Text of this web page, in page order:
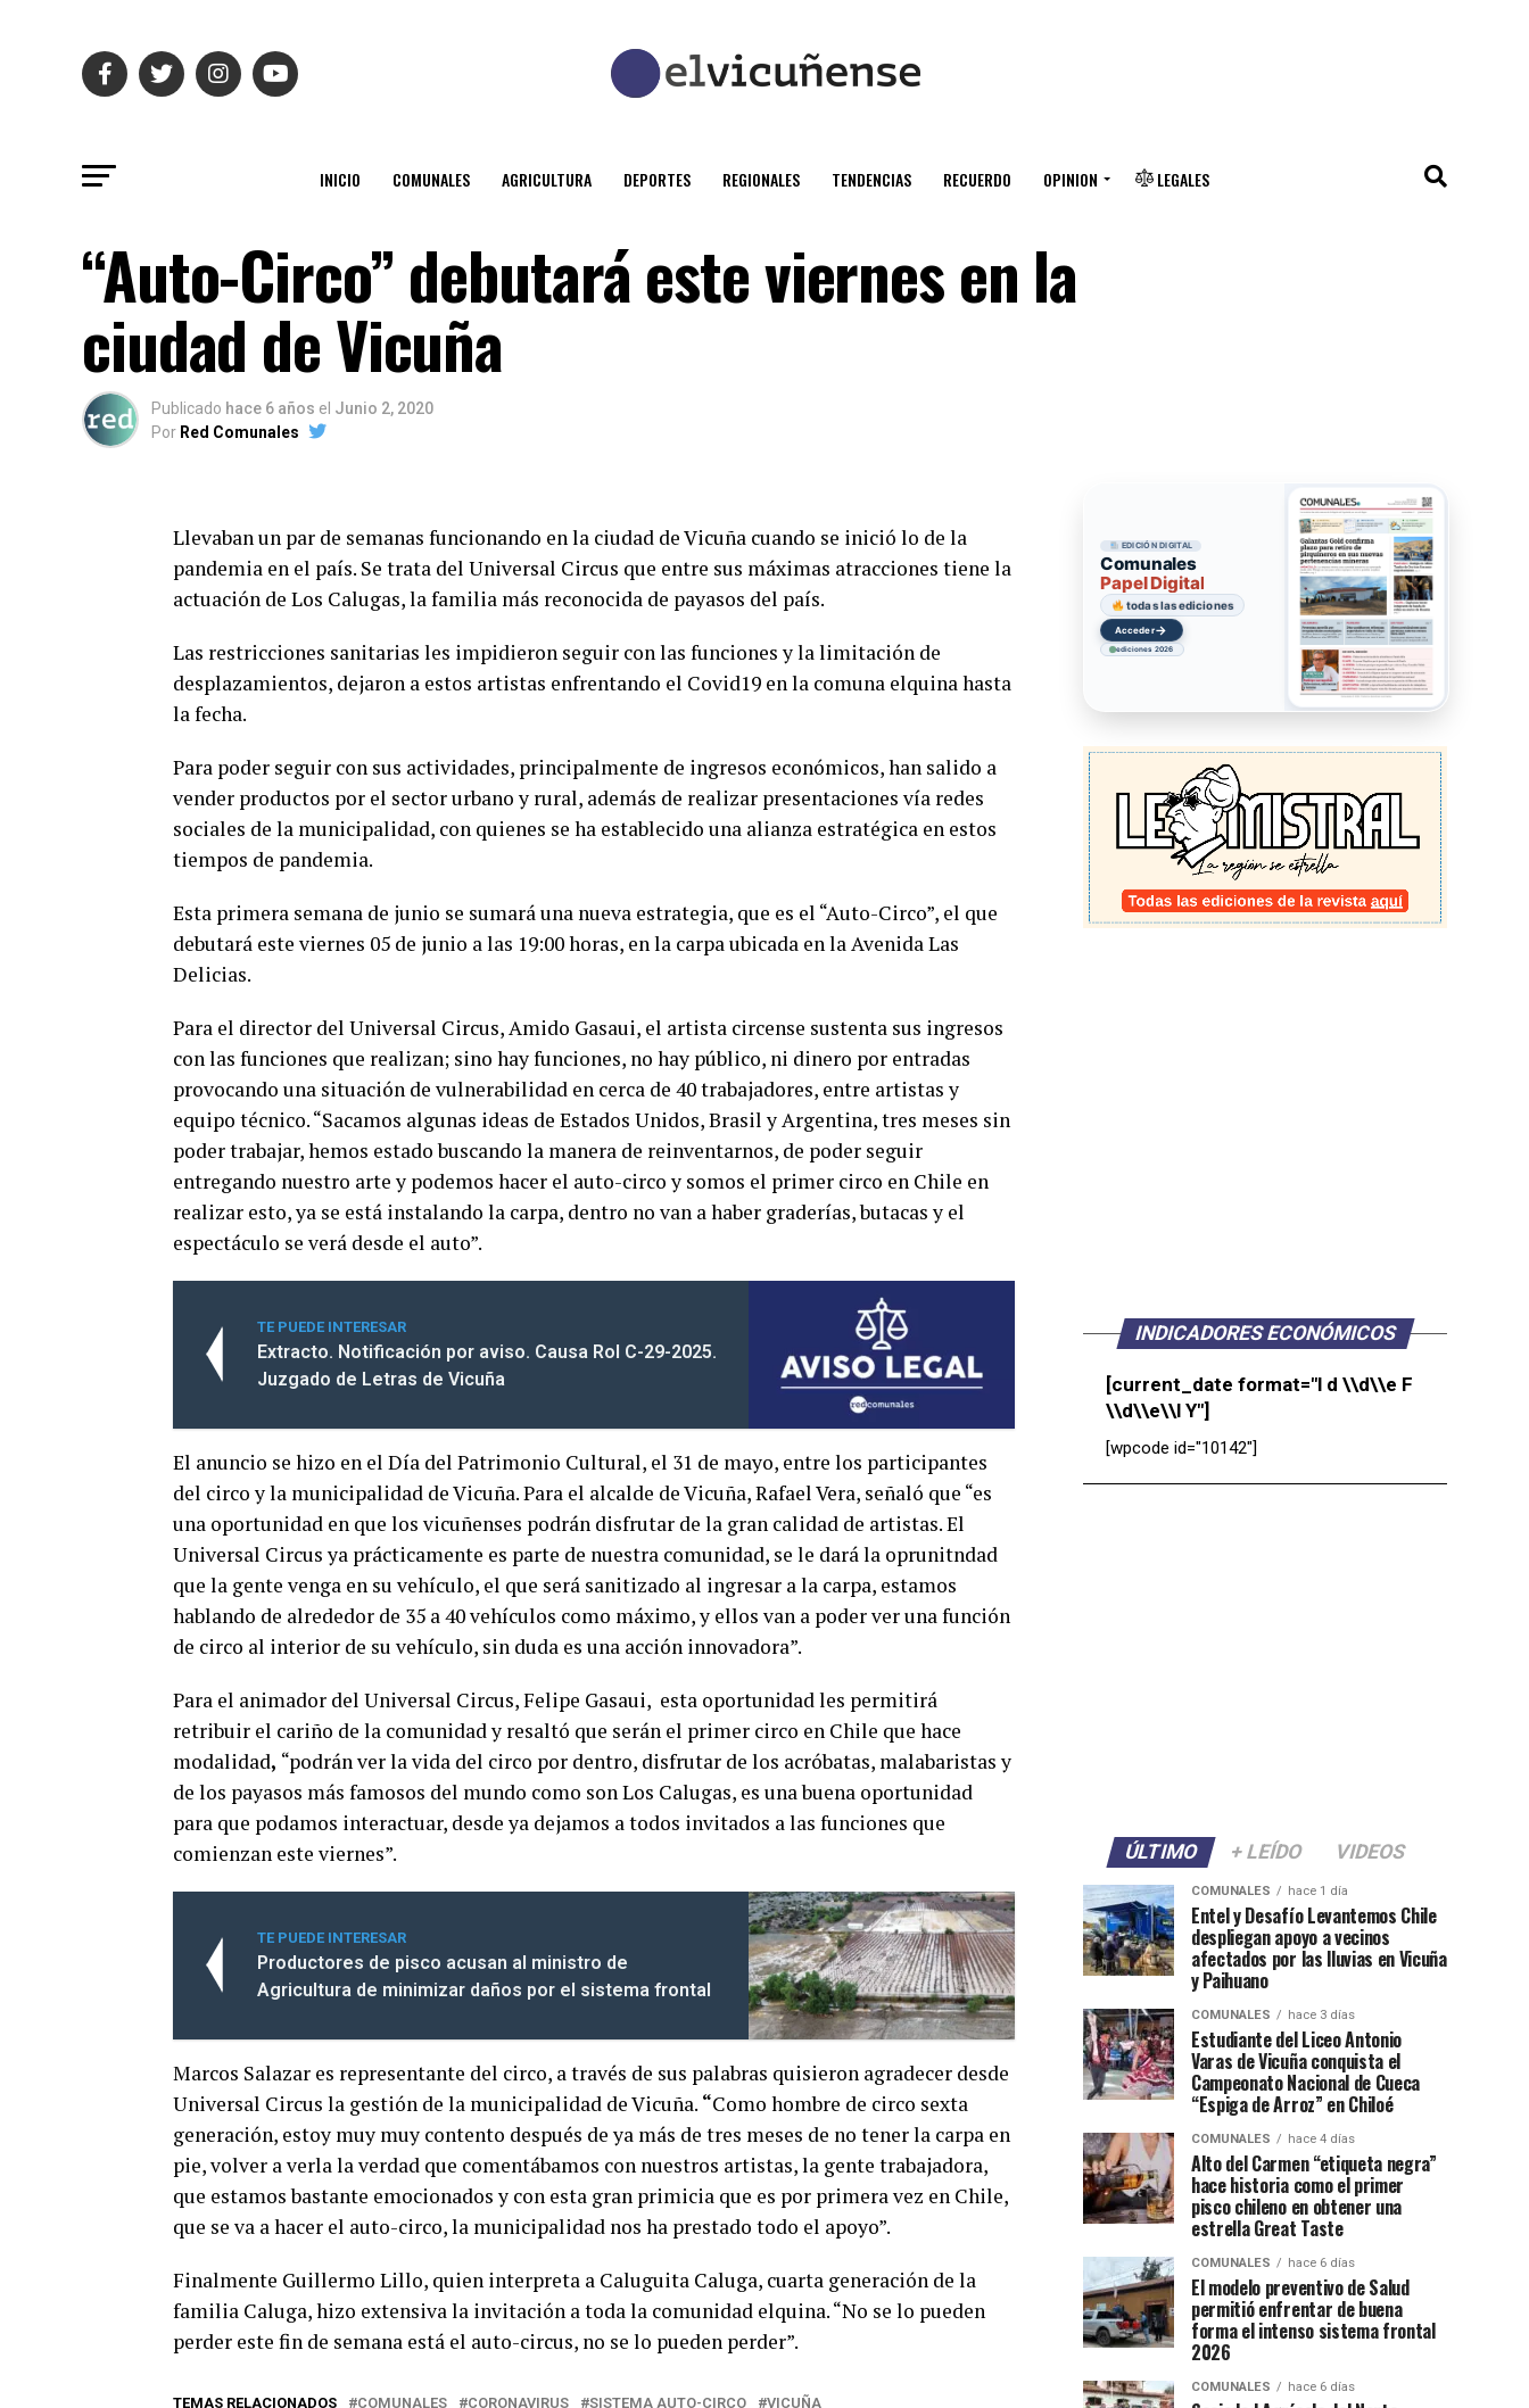
INICIO COMUNALES AGRICULTURA DEPORTES REGIONALES TENDENCIAS RECUERDO OPINION LEGALES
“Auto-Circo” debutará este viernes en la
ciudad de Vicuña
Publicado hace 6 años el Junio 2, 2020
Por Red Comunales
Llevaban un par de semanas funcionando en la ciudad de Vicuña cuando se inició lo de la
pandemia en el país. Se trata del Universal Circus que entre sus máximas atracciones tiene la
actuación de Los Calugas, la familia más reconocida de payasos del país.
Las restricciones sanitarias les impidieron seguir con las funciones y la limitación de
desplazamientos, dejaron a estos artistas enfrentando el Covid19 en la comuna elquina hasta
la fecha.
Para poder seguir con sus actividades, principalmente de ingresos económicos, han salido a
vender productos por el sector urbano y rural, además de realizar presentaciones vía redes
sociales de la municipalidad, con quienes se ha establecido una alianza estratégica en estos
tiempos de pandemia.
Esta primera semana de junio se sumará una nueva estrategia, que es el “Auto-Circo”, el que
debutará este viernes 05 de junio a las 19:00 horas, en la carpa ubicada en la Avenida Las
Delicias.
Para el director del Universal Circus, Amido Gasaui, el artista circense sustenta sus ingresos
con las funciones que realizan; sino hay funciones, no hay público, ni dinero por entradas
provocando una situación de vulnerabilidad en cerca de 40 trabajadores, entre artistas y
equipo técnico. “Sacamos algunas ideas de Estados Unidos, Brasil y Argentina, tres meses sin
poder trabajar, hemos estado buscando la manera de reinventarnos, de poder seguir
entregando nuestro arte y podemos hacer el auto-circo y somos el primer circo en Chile en
realizar esto, ya se está instalando la carpa, dentro no van a haber graderías, butacas y el
espectáculo se verá desde el auto”.
TE PUEDE INTERESAR
Extracto. Notificación por aviso. Causa Rol C-29-2025.
Juzgado de Letras de Vicuña
El anuncio se hizo en el Día del Patrimonio Cultural, el 31 de mayo, entre los participantes
del circo y la municipalidad de Vicuña. Para el alcalde de Vicuña, Rafael Vera, señaló que “es
una oportunidad en que los vicuñenses podrán disfrutar de la gran calidad de artistas. El
Universal Circus ya prácticamente es parte de nuestra comunidad, se le dará la oprunitndad
que la gente venga en su vehículo, el que será sanitizado al ingresar a la carpa, estamos
hablando de alrededor de 35 a 40 vehículos como máximo, y ellos van a poder ver una función
de circo al interior de su vehículo, sin duda es una acción innovadora”.
Para el animador del Universal Circus, Felipe Gasaui, esta oportunidad les permitirá
retribuir el cariño de la comunidad y resaltó que serán el primer circo en Chile que hace
modalidad, “podrán ver la vida del circo por dentro, disfrutar de los acróbatas, malabaristas y
de los payasos más famosos del mundo como son Los Calugas, es una buena oportunidad
para que podamos interactuar, desde ya dejamos a todos invitados a las funciones que
comienzan este viernes”.
TE PUEDE INTERESAR
Productores de pisco acusan al ministro de
Agricultura de minimizar daños por el sistema frontal
Marcos Salazar es representante del circo, a través de sus palabras quisieron agradecer desde
Universal Circus la gestión de la municipalidad de Vicuña. “Como hombre de circo sexta
generación, estoy muy muy contento después de ya más de tres meses de no tener la carpa en
pie, volver a verla la verdad que comentábamos con nuestros artistas, la gente trabajadora,
que estamos bastante emocionados y con esta gran primicia que es por primera vez en Chile,
que se va a hacer el auto-circo, la municipalidad nos ha prestado todo el apoyo”.
Finalmente Guillermo Lillo, quien interpreta a Caluguita Caluga, cuarta generación de la
familia Caluga, hizo extensiva la invitación a toda la comunidad elquina. “No se lo pueden
perder este fin de semana está el auto-circus, no se lo pueden perder”.
TEMAS RELACIONADOS COMUNALES CORONAVIRUS SISTEMA AUTO-CIRCO VICUÑA
EDICIÓN DIGITAL
Comunales
Papel Digital
todas las ediciones
Acceder→
ediciones 2026
INDICADORES ECONÓMICOS
[current_date format="l d \\d\\e F
\\d\\e\\l Y"]
[wpcode id="10142"]
ÚLTIMO + LEÍDO VIDEOS
COMUNALES hace 1 día
Entel y Desafío Levantemos Chile
despliegan apoyo a vecinos
afectados por las lluvias en Vicuña
y Paihuano
COMUNALES hace 3 días
Estudiante del Liceo Antonio
Varas de Vicuña conquista el
Campeonato Nacional de Cueca
“Espiga de Arroz” en Chiloé
COMUNALES hace 4 días
Alto del Carmen “etiqueta negra”
hace historia como el primer
pisco chileno en obtener una
estrella Great Taste
COMUNALES hace 6 días
El modelo preventivo de Salud
permitió enfrentar de buena
forma el intenso sistema frontal
2026
COMUNALES hace 6 días